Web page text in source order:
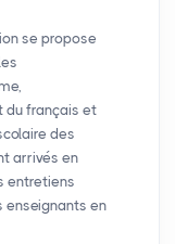
se propose
du français et
des
arrivés en
entretiens
enseignants en